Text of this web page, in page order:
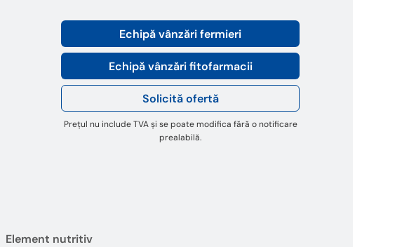
Echipă vânzări fermieri
Echipă vânzări fitofarmacii
Solicită ofertă
Prețul nu include TVA și se poate modifica fără o notificare
prealabilă.
Element nutritiv